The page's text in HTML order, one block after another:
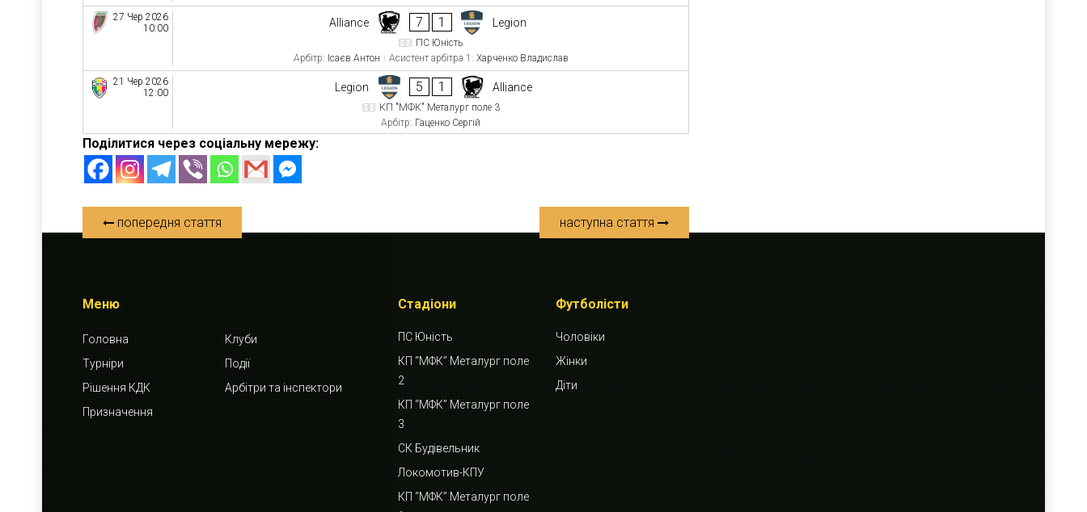
27 Чер 2026
10:00
Alliance 7 1 Legion
ПС Юність
Арбітр: Ісаєв Антон Асистент арбітра 1: Харченко Владислав
21 Чер 2026
12:00
Legion 5 1 Alliance
КП "МФК" Металург поле 3
Арбітр: Гаценко Сергій
Поділитися через соціальну мережу:
попередня стаття наступна стаття
Меню
Головна
Клуби
Турніри
Події
Рішення КДК
Арбітри та інспектори
Призначення
Стадіони
ПС Юність
КП “МФК” Металург поле
2
КП “МФК” Металург поле
3
СК Будівельник
Локомотив-КПУ
КП “МФК” Металург поле
Футболісти
Чоловіки
Жінки
Діти